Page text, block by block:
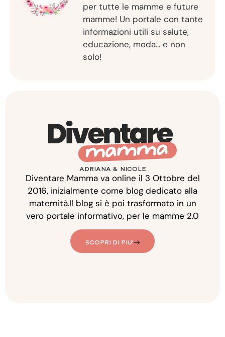
per tutte le mamme e future
mamme! Un portale con tante
informazioni utili su salute,
educazione, moda... e non
solo!
ADRIANA & NICOLE
Diventare Mamma va online il 3 Ottobre del
2016, inizialmente come blog dedicato alla
maternità.Il blog si è poi trasformato in un
vero portale informativo, per le mamme 2.0
SCOPRI DI PIU'